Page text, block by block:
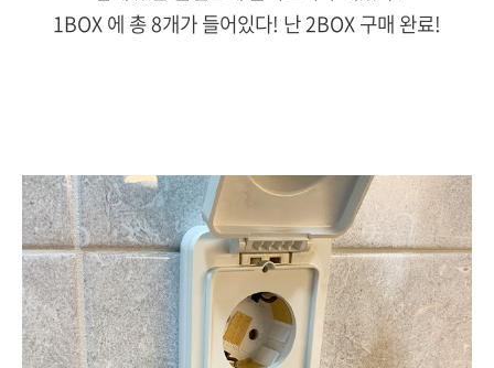
1BOX 에 총 8개가 들어있다! 난 2BOX 구매 완료!